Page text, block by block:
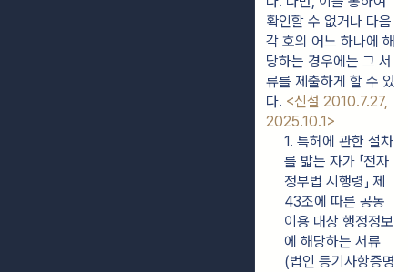
확인할 수 없거나 다음
각 호의 어느 하나에 해
당하는 경우에는 그 서
류를 제출하게 할 수 있
다. <신설 2010.7.27,
2025.10.1>
1. 특허에 관한 절차
를 밟는 자가 「전자
정부법 시행령」 제
43조에 따른 공동
이용 대상 행정정보
에 해당하는 서류
(법인 등기사항증명